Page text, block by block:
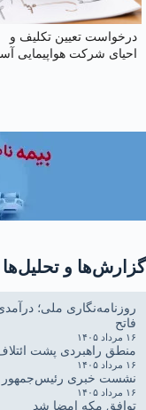
درخواست تعیین تکلیف و
احیای شرکت هواپیمایی
گزارش‌ها و تحلیل‌ها
روزنامه‌نگاری ملی؛
فاتح
۱۶ مرداد ۱۴۰۵
منطق راهبردی پشت
۱۶ مرداد ۱۴۰۵
نشست خبری رئیس‌جمهور
۱۶ مرداد ۱۴۰۵
توافق مکه امضا شد